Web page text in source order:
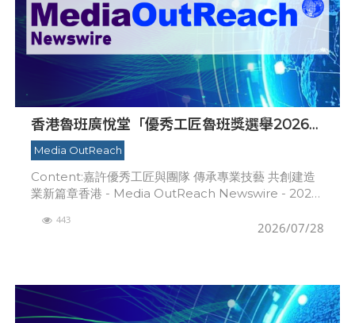
香港魯班廣悅堂「優秀工匠魯班獎選舉2026」
頒獎典禮暨魯班先師寶誕晚宴圓滿舉行
Media OutReach
Content:嘉許優秀工匠與團隊 傳承專業技藝 共創建造
業新篇章香港 - Media OutReach Newswire - 2026
獎選舉2
2026/07/28
443